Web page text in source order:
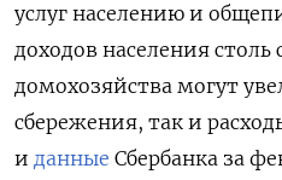
услуг населению и
доходов населения
домохозяйства могут
сбережения, так и
и данные Сбербанка за